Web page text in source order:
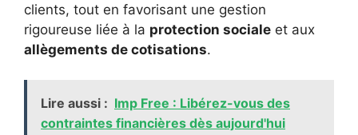
clients, tout en favorisant une gestion
rigoureuse liée à la protection sociale et aux
allègements de cotisations.
Lire aussi : Imp Free : Libérez-vous des
contraintes financières dès aujourd'hui